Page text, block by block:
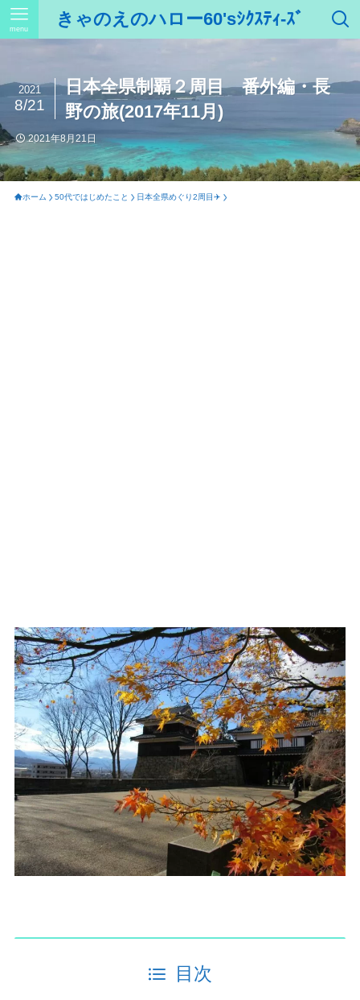
きゃのえのハロー60'sｼｸｽﾃｨ-ｽﾞ
menu
日本全県制覇２周目 番外編・長
野の旅(2017年11月)
2021
8/21
2021年8月21日
ホーム 50代ではじめたこと 日本全県めぐり2周目✈️
目次